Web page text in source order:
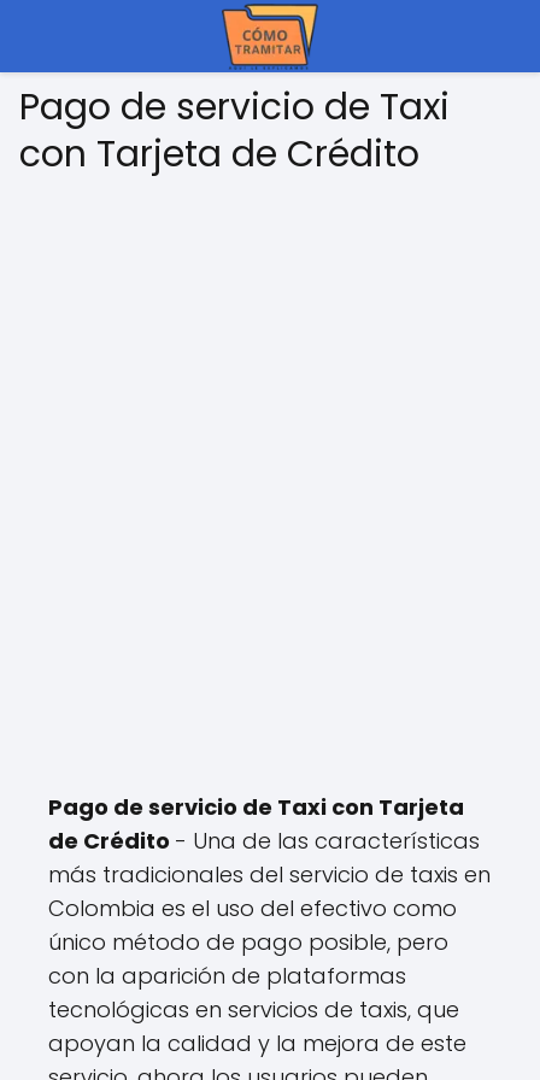
Pago de servicio de Taxi
con Tarjeta de Crédito
Pago de servicio de Taxi con Tarjeta
de Crédito - Una de las características
más tradicionales del servicio de taxis en
Colombia es el uso del efectivo como
único método de pago posible, pero
con la aparición de plataformas
tecnológicas en servicios de taxis, que
apoyan la calidad y la mejora de este